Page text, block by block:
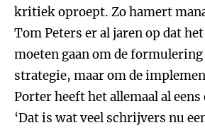
kritiek oproept. Zo hamert
Tom Peters er al jaren op dat
moeten gaan om de formulering
strategie, maar om de
Porter heeft het allemaal al eens
‘Dat is wat veel schrijvers nu